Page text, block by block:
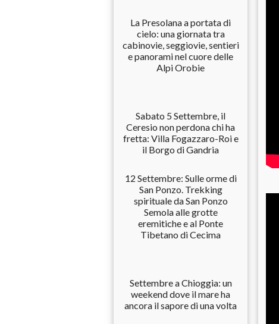
La Presolana a portata di
cielo: una giornata tra
cabinovie, seggiovie, sentieri
e panorami nel cuore delle
Alpi Orobie
Sabato 5 Settembre, il
Ceresio non perdona chi ha
fretta: Villa Fogazzaro-Roi e
il Borgo di Gandria
12 Settembre: Sulle orme di
San Ponzo. Trekking
spirituale da San Ponzo
Semola alle grotte
eremitiche e al Ponte
Tibetano di Cecima
Settembre a Chioggia: un
weekend dove il mare ha
ancora il sapore di una volta